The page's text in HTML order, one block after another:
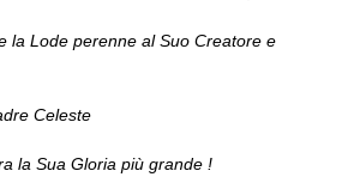
la Lode perenne al Suo Creatore e
Celeste
la Sua Gloria più grande !